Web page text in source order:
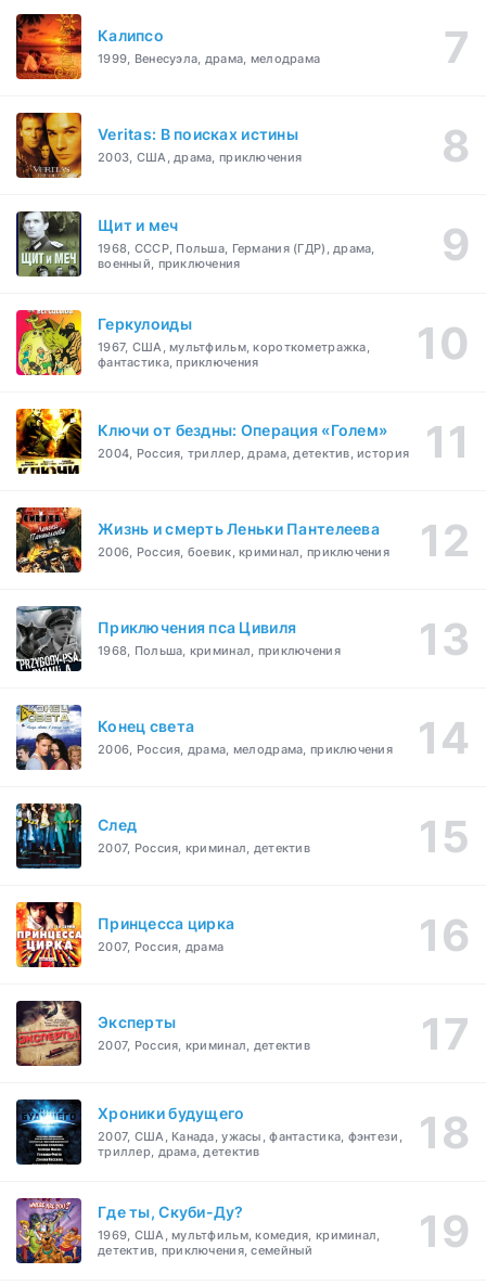
Калипсо
1999, Венесуэла, драма, мелодрама
Veritas: В поисках истины
2003, США, драма, приключения
Щит и меч
1968, СССР, Польша, Германия (ГДР), драма,
военный, приключения
Геркулоиды
1967, США, мультфильм, короткометражка,
фантастика, приключения
Ключи от бездны: Операция «Голем»
2004, Россия, триллер, драма, детектив, история
Жизнь и смерть Леньки Пантелеева
2006, Россия, боевик, криминал, приключения
Приключения пса Цивиля
1968, Польша, криминал, приключения
Конец света
2006, Россия, драма, мелодрама, приключения
След
2007, Россия, криминал, детектив
Принцесса цирка
2007, Россия, драма
Эксперты
2007, Россия, криминал, детектив
Хроники будущего
2007, США, Канада, ужасы, фантастика, фэнтези,
триллер, драма, детектив
Где ты, Скуби-Ду?
1969, США, мультфильм, комедия, криминал,
детектив, приключения, семейный